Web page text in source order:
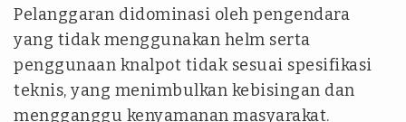
Pelanggaran didominasi oleh pengendara
yang tidak menggunakan helm serta
penggunaan knalpot tidak sesuai spesifikasi
teknis, yang menimbulkan kebisingan dan
mengganggu kenyamanan masyarakat.